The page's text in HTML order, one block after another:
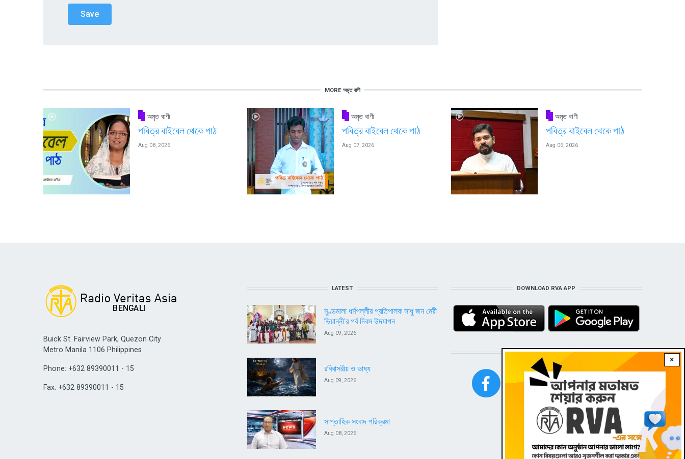
MORE অমৃত বাণী
অমৃত বাণী
পবিত্র বাইবেল থেকে পাঠ
Aug 08, 2026
অমৃত বাণী
পবিত্র বাইবেল থেকে পাঠ
Aug 07, 2026
অমৃত বাণী
পবিত্র বাইবেল থেকে পাঠ
Aug 06, 2026
×
Buick St. Fairview Park, Quezon City
Metro Manila 1106 Philippines
Phone: +632 89390011 - 15
Fax: +632 89390011 - 15
LATEST
মুণ্ডমালা ধর্মপল্লীর প্রতিপালক সাধু জন মেরী
ভিয়ান্নী’র পর্ব দিবস উদযাপন
Aug 09, 2026
রবিবাসরীয় ও ভাষ্য
Aug 09, 2026
সাপ্তাহিক সংবাদ পরিক্রমা
Aug 08, 2026
DOWNLOAD RVA APP
STAY CONNECTED WITH US!